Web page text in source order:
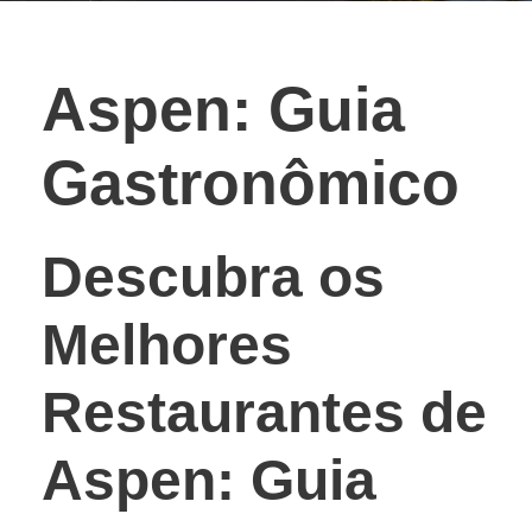
Aspen: Guia
Gastronômico
Descubra os
Melhores
Restaurantes de
Aspen: Guia